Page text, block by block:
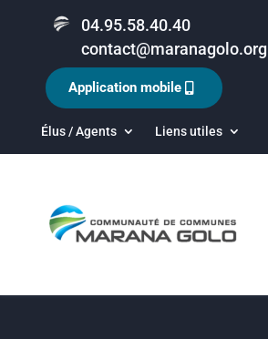
04.95.58.40.40
contact@maranagolo.org
Élus / Agents Liens utiles
Application mobile